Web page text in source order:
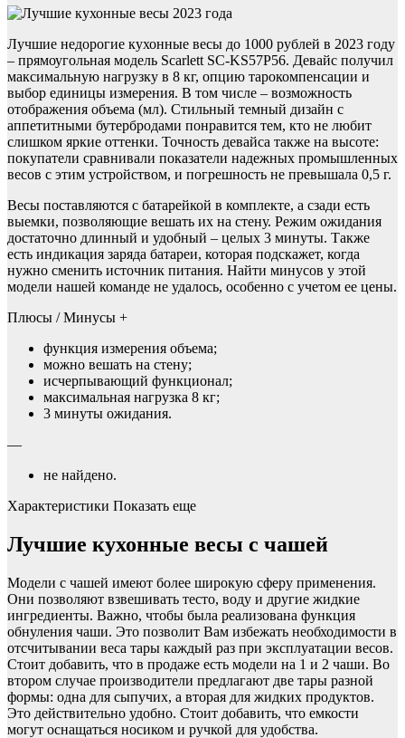
Лучшие недорогие кухонные весы до 1000 рублей в 2023 году
– прямоугольная модель Scarlett SC-KS57P56. Девайс получил
максимальную нагрузку в 8 кг, опцию тарокомпенсации и
выбор единицы измерения. В том числе – возможность
отображения объема (мл). Стильный темный дизайн с
аппетитными бутербродами понравится тем, кто не любит
слишком яркие оттенки. Точность девайса также на высоте:
покупатели сравнивали показатели надежных промышленных
весов с этим устройством, и погрешность не превышала 0,5 г.
Весы поставляются с батарейкой в комплекте, а сзади есть
выемки, позволяющие вешать их на стену. Режим ожидания
достаточно длинный и удобный – целых 3 минуты. Также
есть индикация заряда батареи, которая подскажет, когда
нужно сменить источник питания. Найти минусов у этой
модели нашей команде не удалось, особенно с учетом ее цены.
Плюсы / Минусы +
функция измерения объема;
можно вешать на стену;
исчерпывающий функционал;
максимальная нагрузка 8 кг;
3 минуты ожидания.
—
не найдено.
Характеристики Показать еще
Лучшие кухонные весы с чашей
Модели с чашей имеют более широкую сферу применения.
Они позволяют взвешивать тесто, воду и другие жидкие
ингредиенты. Важно, чтобы была реализована функция
обнуления чаши. Это позволит Вам избежать необходимости в
отсчитывании веса тары каждый раз при эксплуатации весов.
Стоит добавить, что в продаже есть модели на 1 и 2 чаши. Во
втором случае производители предлагают две тары разной
формы: одна для сыпучих, а вторая для жидких продуктов.
Это действительно удобно. Стоит добавить, что емкости
могут оснащаться носиком и ручкой для удобства.